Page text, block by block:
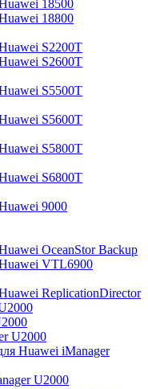
18500
18800
S2200T
S2600T
S5500T
S5600T
S5800T
S6800T
9000
OceanStor Backup
VTL6900
ReplicationDirector
U2000
Huawei iManager
U2000